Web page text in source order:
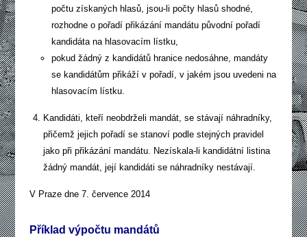
počtu získaných hlasů, jsou-li počty hlasů shodné,
rozhodne o pořadí přikázání mandátu původní pořadí
kandidáta na hlasovacím lístku,
pokud žádný z kandidátů hranice nedosáhne, mandáty
se kandidátům přikáží v pořadí, v jakém jsou uvedeni na
hlasovacím lístku.
Kandidáti, kteří neobdrželi mandát, se stávají náhradníky,
přičemž jejich pořadí se stanoví podle stejných pravidel
jako při přikázání mandátu. Nezískala-li kandidátní listina
žádný mandát, její kandidáti se náhradníky nestávají.
V Praze dne 7. července 2014
Příklad výpočtu mandátů